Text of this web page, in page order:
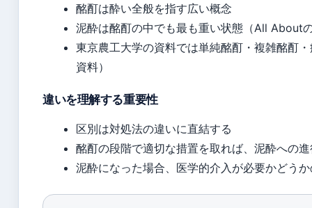
酩酊は酔い全般を指す広い概念
泥酔は酩酊の中でも最も重い状態（All About
東京農工大学の資料では単純酩酊・複雑酩酊
資料）
違いを理解する重要性
区別は対処法の違いに直結する
酩酊の段階で適切な措置を取れば、泥酔への
泥酔になった場合、医学的介入が必要かどう